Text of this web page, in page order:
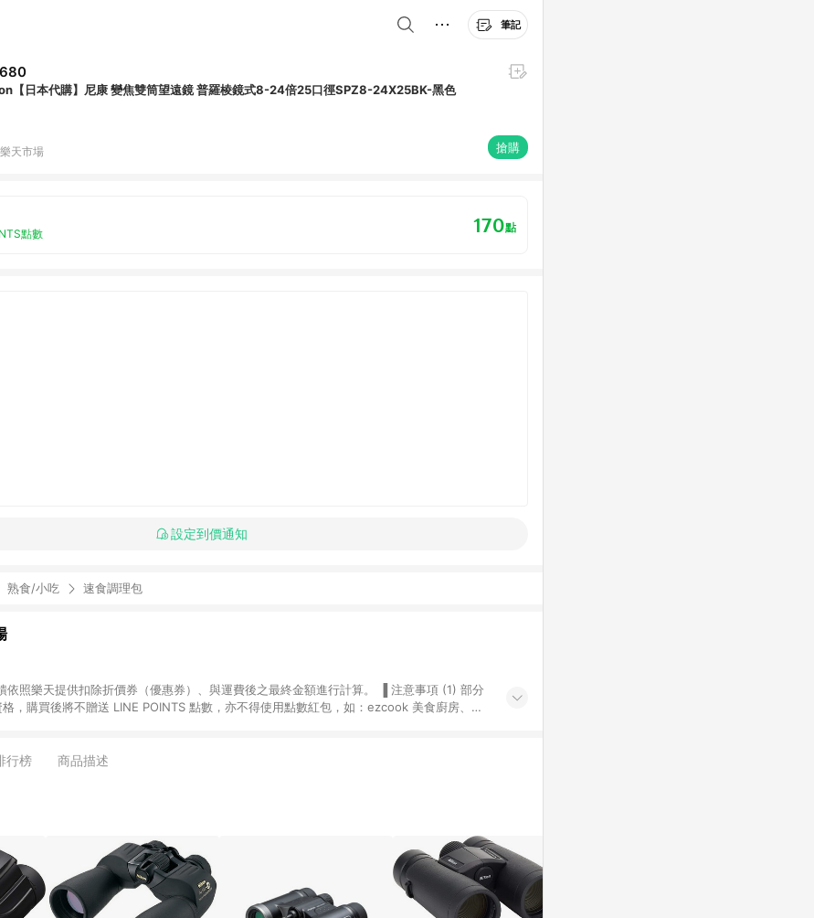
筆記
【日本代購】尼康 變焦雙筒望遠鏡 普羅棱鏡式8-24倍25口徑SPZ8-24X25BK-黑色
天市場 搶購
點數 170點
設定到價通知
熟食/小吃 速食調理包
，購買後將不贈送 LINE POINTS 點數，亦不得使用點數紅包，如：ezcook 美食廚房、樂
，則不符
格、顏色、價位、贈品與台灣樂天市場銷售網頁不符，以銷售網頁標示為準。 (6) 導購訂
議，台灣樂天市場保有更改條款與法律追訴之權利，活動詳情以樂天市場網站公告為準。
行榜 商品描述